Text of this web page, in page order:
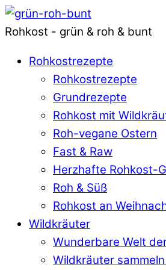
Rohkost - grün & roh & bunt
Rohkostrezepte
Rohkostrezepte
Grundrezepte
Rohkost mit
Roh-vegane Ostern
Fast & Raw
Herzhafte Rohkost-
Roh & Süß
Rohkost an
Wildkräuter
Wunderbare Welt
Wildkräuter